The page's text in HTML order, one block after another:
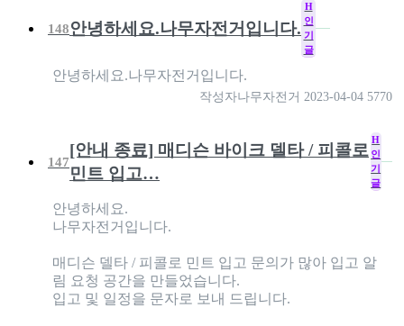
148안녕하세요.나무자전거입니다.
H
인
기
글
안녕하세요.나무자전거입니다.
작성자나무자전거 2023-04-04 5770
147
[안내 종료] 매디슨 바이크 델타 / 피콜로
민트 입고…
H
인
기
글
안녕하세요.
나무자전거입니다.
매디슨 델타 / 피콜로 민트 입고 문의가 많아 입고 알
림 요청 공간을 만들었습니다.
입고 및 일정을 문자로 보내 드립니다.